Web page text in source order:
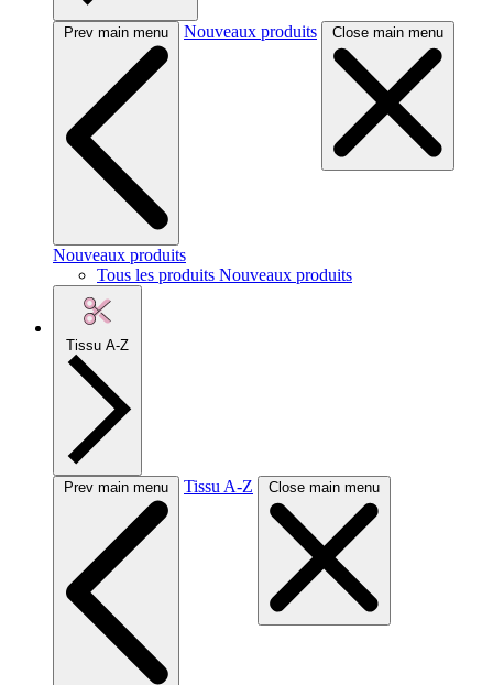
Prev main menu Nouveaux produits Close main menu
Nouveaux produits
Tous les produits Nouveaux produits
Tissu A-Z
Prev main menu Tissu A-Z Close main menu